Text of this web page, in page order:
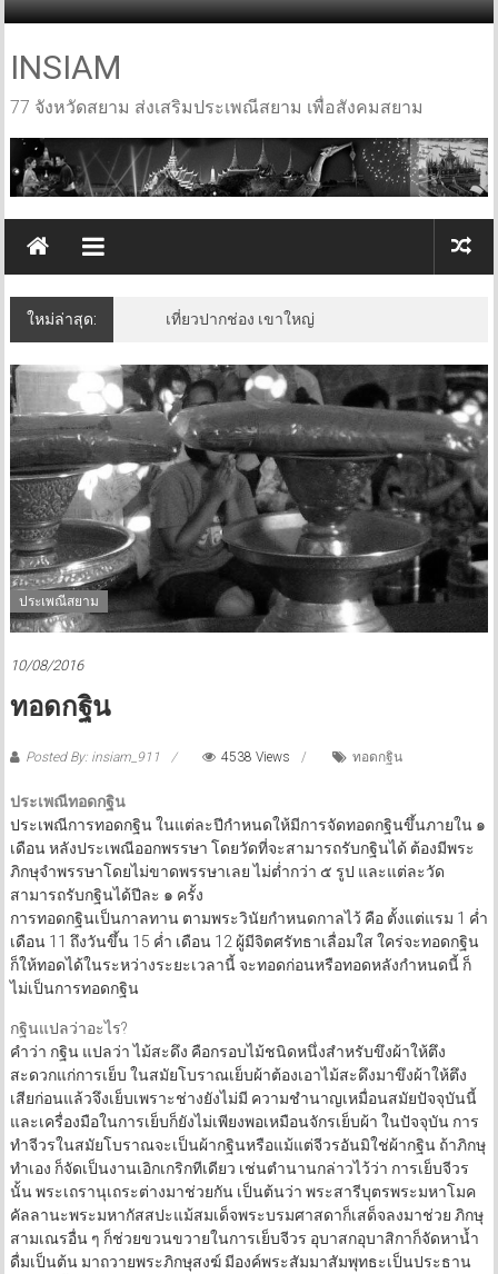
Skip
content
INSIAM
77 จังหวัดสยาม ส่งเสริมประเพณีสยาม เพื่อสังคมสยาม
ใหม่ล่าสุด: เที่ยวปากช่อง เขาใหญ่
ประเพณีสยาม
10/08/2016
ทอดกฐิน
Posted By: insiam_911 4538 Views ทอดกฐิน
ประเพณีทอดกฐิน
ประเพณีการทอดกฐิน ในแต่ละปีกำหนดให้มีการจัดทอดกฐินขึ้นภายใน ๑
เดือน หลังประเพณีออกพรรษา โดยวัดที่จะสามารถรับกฐินได้ ต้องมีพระ
ภิกษุจำพรรษาโดยไม่ขาดพรรษาเลย ไม่ต่ำกว่า ๕ รูป และแต่ละวัด
สามารถรับกฐินได้ปีละ ๑ ครั้ง
การทอดกฐินเป็นกาลทาน ตามพระวินัยกำหนดกาลไว้ คือ ตั้งแต่แรม 1 ค่ำ
เดือน 11 ถึงวันขึ้น 15 ค่ำ เดือน 12 ผู้มีจิตศรัทธาเลื่อมใส ใคร่จะทอดกฐิน
ก็ให้ทอดได้ในระหว่างระยะเวลานี้ จะทอดก่อนหรือทอดหลังกำหนดนี้ ก็
ไม่เป็นการทอดกฐิน
กฐินแปลว่าอะไร?
คำว่า กฐิน แปลว่า ไม้สะดึง คือกรอบไม้ชนิดหนึ่งสำหรับขึงผ้าให้ตึง
สะดวกแก่การเย็บ ในสมัยโบราณเย็บผ้าต้องเอาไม้สะดึงมาขึงผ้าให้ตึง
เสียก่อนแล้วจึงเย็บเพราะช่างยังไม่มี ความชำนาญเหมื่อนสมัยปัจจุบันนี้
และเครื่องมือในการเย็บก็ยังไม่เพียงพอเหมือนจักรเย็บผ้า ในปัจจุบัน การ
ทำจีวรในสมัยโบราณจะเป็นผ้ากฐินหรือแม้แต่จีวรอันมิใช่ผ้ากฐิน ถ้าภิกษุ
ทำเอง ก็จัดเป็นงานเอิกเกริกทีเดียว เช่นตำนานกล่าวไว้ว่า การเย็บจีวร
นั้น พระเถรานุเถระต่างมาช่วยกัน เป็นต้นว่า พระสารีบุตรพระมหาโมค
คัลลานะพระมหากัสสปะแม้สมเด็จพระบรมศาสดาก็เสด็จลงมาช่วย ภิกษุ
สามเณรอื่น ๆ ก็ช่วยขวนขวายในการเย็บจีวร อุบาสกอุบาสิกาก็จัดหาน้ำ
ดื่มเป็นต้น มาถวายพระภิกษุสงฆ์ มีองค์พระสัมมาสัมพุทธะเป็นประธาน